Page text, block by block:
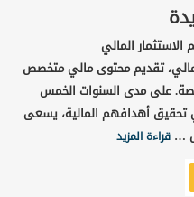
المالي
تقديم محتوى مالي متخصص
على مدى السنوات الخمس
تحقيق أهدافهم المالية، يسعى
…قراءة المزيد